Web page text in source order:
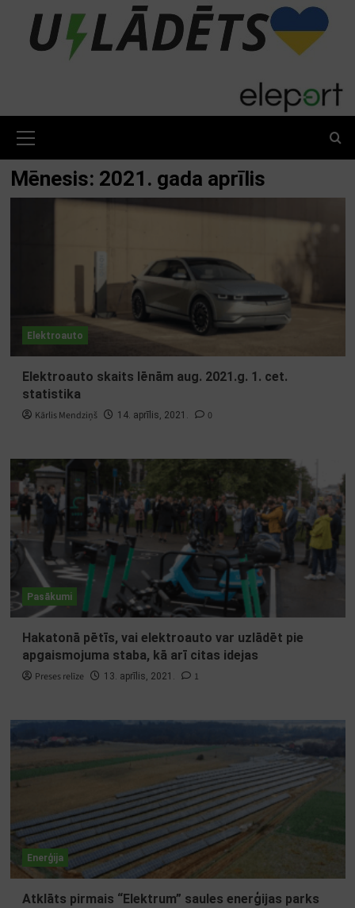
content
Menu
Mēnesis: 2021. gada aprīlis
Elektroauto
Elektroauto skaits lēnām aug. 2021.g. 1. cet.
statistika
Kārlis Mendziņš 14. aprīlis, 2021. 0
Pasākumi
Hakatonā pētīs, vai elektroauto var uzlādēt pie
apgaismojuma staba, kā arī citas idejas
Preses relīze 13. aprīlis, 2021. 1
Enerģija
Atklāts pirmais “Elektrum” saules enerģijas parks